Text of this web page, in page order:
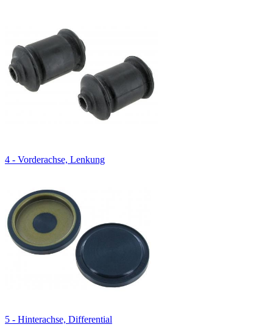
4 - Vorderachse, Lenkung
5 - Hinterachse, Differential